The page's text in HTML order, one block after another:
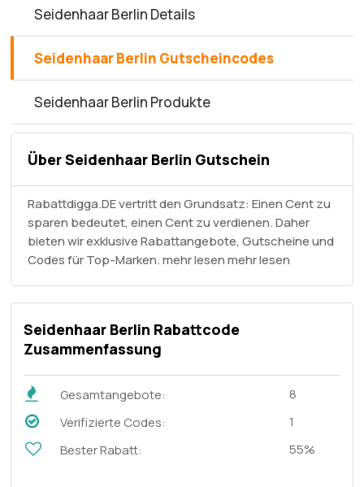
Seidenhaar Berlin Details
Seidenhaar Berlin Gutscheincodes
Seidenhaar Berlin Produkte
Über Seidenhaar Berlin Gutschein
Rabattdigga.DE vertritt den Grundsatz: Einen Cent zu
sparen bedeutet, einen Cent zu verdienen. Daher
bieten wir exklusive Rabattangebote, Gutscheine und
Codes für Top-Marken. mehr lesenmehr lesen
Seidenhaar Berlin Rabattcode
Zusammenfassung
Gesamtangebote:
8
Verifizierte Codes:
1
Bester Rabatt:
55%